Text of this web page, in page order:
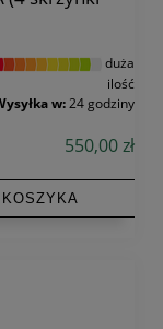
duża
ilość
w: 24 godziny
550,00 zł